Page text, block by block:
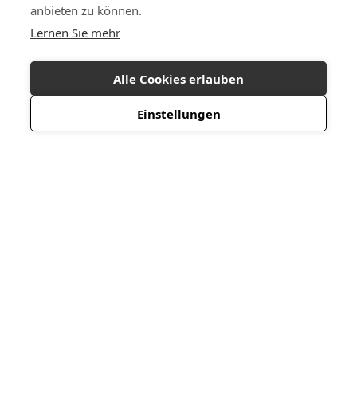
anbieten zu können.
Lernen Sie mehr
Alle Cookies erlauben
Einstellungen